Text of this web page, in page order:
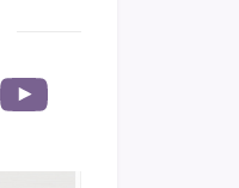
YouTube